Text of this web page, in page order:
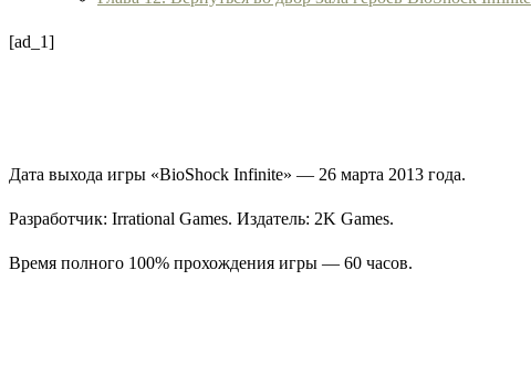
[ad_1]
Дата выхода игры «BioShock Infinite» — 26 марта 2013 года.
Разработчик: Irrational Games. Издатель: 2K Games.
Время полного 100% прохождения игры — 60 часов.